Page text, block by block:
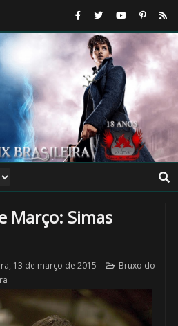
Março: Simas
13 de março de 2015
Bruxo do
⚡
🎈